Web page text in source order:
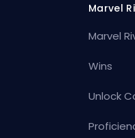
Marvel
Marvel
Wins
Unlock